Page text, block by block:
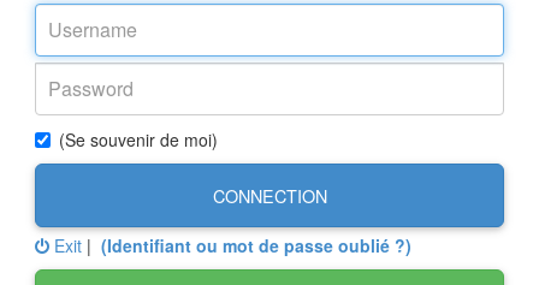
(Se souvenir de moi)
CONNECTION
Exit | (Identifiant ou mot de passe oublié ?)